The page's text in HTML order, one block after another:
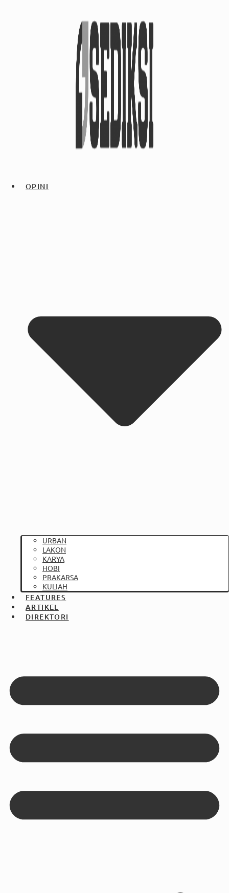
OPINI
URBAN
LAKON
KARYA
HOBI
PRAKARSA
KULIAH
FEATURES
ARTIKEL
DIREKTORI